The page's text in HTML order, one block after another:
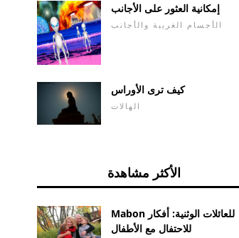
إمكانية العثور على الأجانب
الأجسام الغريبة والأجانب
كيف ترى الأوراس
الهالات
الأكثر مشاهدة
Mabon للعائلات الوثنية: أفكار
للاحتفال مع الأطفال